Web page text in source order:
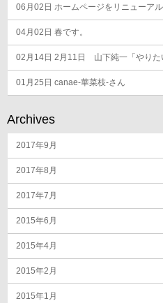
06月02日 ホームページをリニューア
04月02日 春です。
02月14日 2月11日 山下純一「やりた
01月25日 canae-華菜枝-さん
Archives
2017年9月
2017年8月
2017年7月
2015年6月
2015年4月
2015年2月
2015年1月